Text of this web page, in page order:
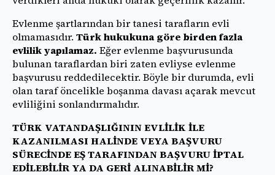
Evlenme şartlarından bir tanesi tarafların evli
olmamasıdır. Türk hukukuna göre birden fazla
evlilik yapılamaz. Eğer evlenme başvurusunda
bulunan taraflardan biri zaten evliyse evlenme
başvurusu reddedilecektir. Böyle bir durumda, evli
olan taraf öncelikle boşanma davası açarak mevcut
evliliğini sonlandırmalıdır.
TÜRK VATANDAŞLIĞININ EVLİLİK İLE
KAZANILMASI HALİNDE VEYA BAŞVURU
SÜRECİNDE EŞ TARAFINDAN BAŞVURU İPTAL
EDİLEBİLİR YA DA GERİ ALINABİLİR Mİ?